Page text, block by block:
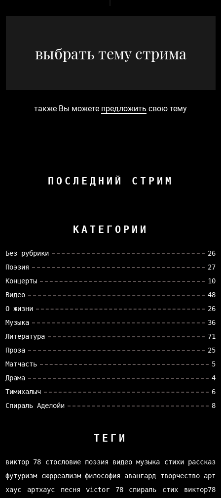
выбрать тему стрима
также Вы можете предложить свою тему
ПОСЛЕДНИЙ СТРИМ
КАТЕГОРИИ
Без рубрики
26
Поэзия
27
Концерты
10
Видео
48
О жизни
26
Музыка
36
Литература
71
Проза
25
Матчасть
5
Драма
4
Тимихалыч
6
Спираль Аделойи
8
ТЕГИ
виктор 78 стословие поэзия видео музыка стихи рассказ
футуризм
сюрреализм философия авангард творчество арт
хаус
артхаус песня victor 78 спираль стих виктор78